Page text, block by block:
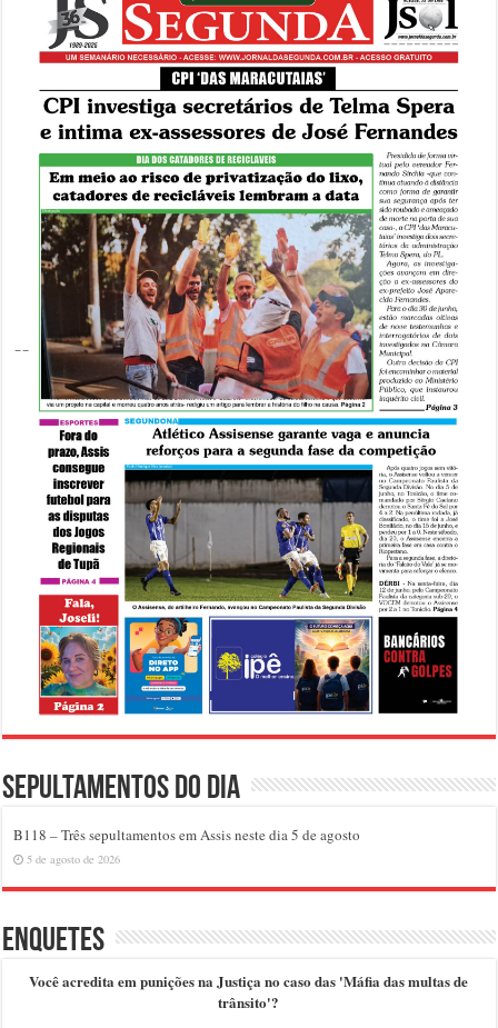
Sepultamentos do dia
B118 – Três sepultamentos em Assis neste dia 5 de agosto
5 de agosto de 2026
Enquetes
Você acredita em punições na Justiça no caso das 'Máfia das multas de
trânsito'?